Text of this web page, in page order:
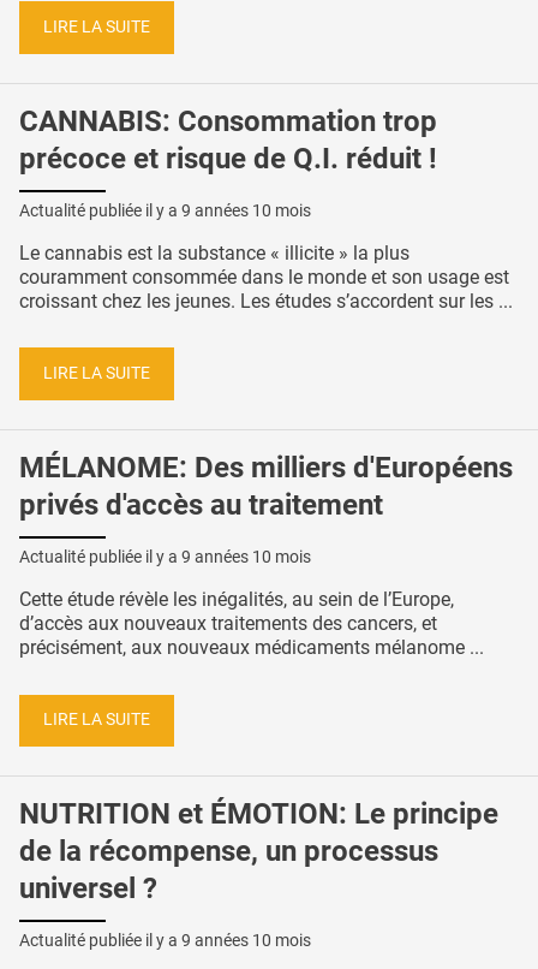
LIRE LA SUITE
CANNABIS: Consommation trop
précoce et risque de Q.I. réduit !
Actualité publiée il y a 9 années 10 mois
Le cannabis est la substance « illicite » la plus
couramment consommée dans le monde et son usage est
croissant chez les jeunes. Les études s’accordent sur les ...
LIRE LA SUITE
MÉLANOME: Des milliers d'Européens
privés d'accès au traitement
Actualité publiée il y a 9 années 10 mois
Cette étude révèle les inégalités, au sein de l’Europe,
d’accès aux nouveaux traitements des cancers, et
précisément, aux nouveaux médicaments mélanome ...
LIRE LA SUITE
NUTRITION et ÉMOTION: Le principe
de la récompense, un processus
universel ?
Actualité publiée il y a 9 années 10 mois